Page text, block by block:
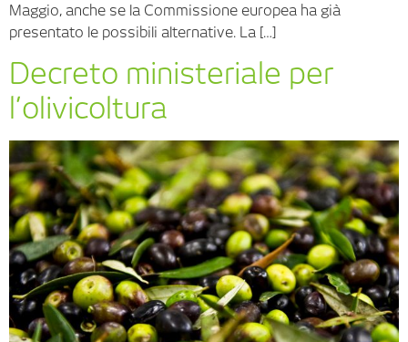
Maggio, anche se la Commissione europea ha già
presentato le possibili alternative. La […]
Decreto ministeriale per
l’olivicoltura